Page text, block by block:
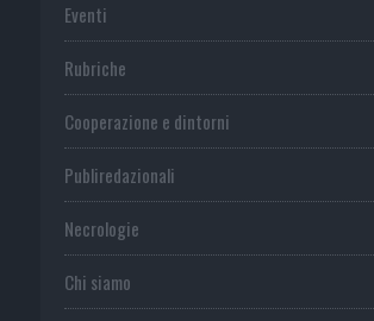
Eventi
Rubriche
Cooperazione e dintorni
Publiredazionali
Necrologie
Chi siamo